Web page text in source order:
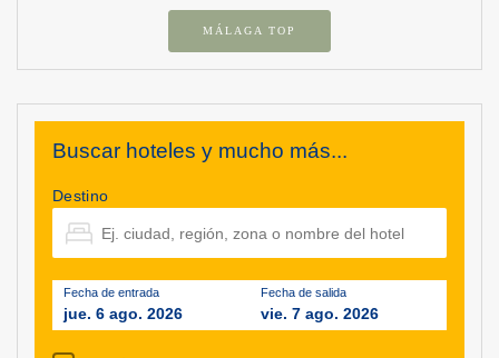
MÁLAGA TOP
Buscar hoteles y mucho más...
Destino
Fecha de entrada
jue. 6 ago. 2026
Fecha de salida
vie. 7 ago. 2026